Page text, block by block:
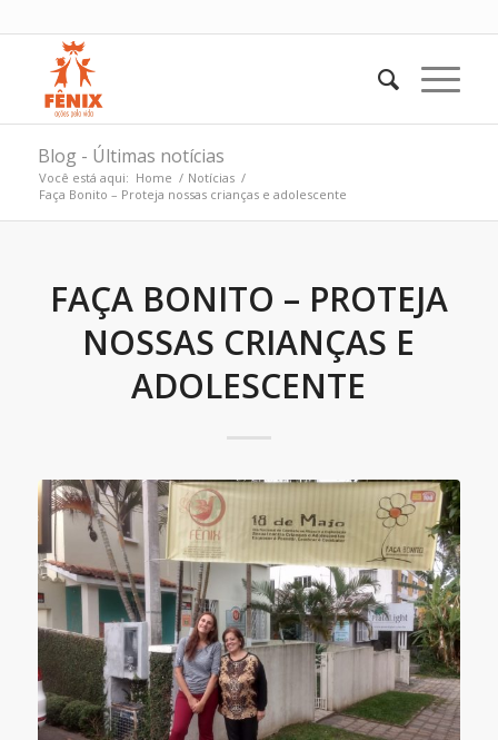
Blog - Últimas notícias
Você está aqui: Home / Notícias /
Faça Bonito – Proteja nossas crianças e adolescente
FAÇA BONITO – PROTEJA
NOSSAS CRIANÇAS E
ADOLESCENTE